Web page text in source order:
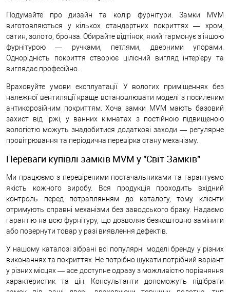
Подумайте про дизайн та колір фурнітури. Замки MVM
виготовляються у кількох стандартних покриттях — хром,
сатин, золото, бронза. Обирайте відтінок, який гармонує з іншою
фурнітурою — ручками, петлями, дверними упорами.
Однорідність покриття створює цілісний вигляд інтер'єру та
виглядає професійно.
Враховуйте умови експлуатації. У вологих приміщеннях без
належної вентиляції краще встановлювати моделі з посиленим
антикорозійним покриттям. Хоча замки MVM мають базовий
захист від іржі, у ванних кімнатах з постійною підвищеною
вологістю можуть знадобитися додаткові заходи — регулярне
провітрювання та періодична перевірка стану механізму.
Переваги купівлі замків MVM у "Світ Замків"
Ми працюємо з перевіреними постачальниками та гарантуємо
якість кожного виробу. Вся продукція проходить вхідний
контроль перед потраплянням до каталогу, тому клієнти
отримують справні механізми без заводського браку. Надаємо
гарантію на всю фурнітуру, що дозволяє безкоштовно замінити
або повернути товар у разі виявлення дефектів.
У нашому каталозі зібрані всі популярні моделі бренду у різних
виконаннях та покриттях. Не потрібно шукати потрібний варіант
у різних місцях — все доступне одразу з можливістю порівняння
характеристик та цін. Консультанти допоможуть підібрати